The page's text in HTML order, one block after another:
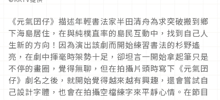
《元氣囝仔》描述年輕書法家半田清舟為求突破搬到鄉
下海島居住，在與純樸直率的島民互動中，找到自己人
生新的方向！因為演出該劇而開始練習書法的杉野遙
亮，在劇中揮毫時架勢十足，卻坦言一開始拿起筆只是
不停的畫圈，覺得無聊，但在拍攝片頭時寫下《元氣囝
仔》劇名之後，就開始覺得越來越有興趣，還會嘗試自
己設計字體，也會在拍攝空檔練字來平靜心情。在節目